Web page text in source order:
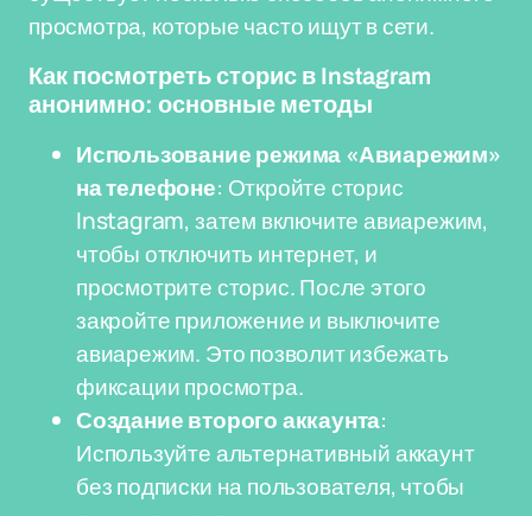
просмотра, которые часто ищут в сети.
Как посмотреть сторис в Instagram
анонимно: основные методы
Использование режима «Авиарежим»
на телефоне: Откройте сторис
Instagram, затем включите авиарежим,
чтобы отключить интернет, и
просмотрите сторис. После этого
закройте приложение и выключите
авиарежим. Это позволит избежать
фиксации просмотра.
Создание второго аккаунта:
Используйте альтернативный аккаунт
без подписки на пользователя, чтобы